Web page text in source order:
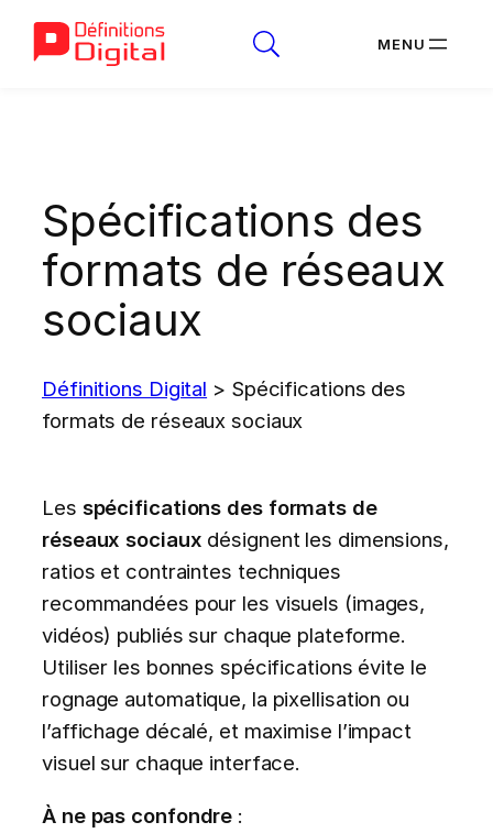
Spécifications des
formats de réseaux
sociaux
Définitions Digital > Spécifications des
formats de réseaux sociaux
Les spécifications des formats de
réseaux sociaux désignent les dimensions,
ratios et contraintes techniques
recommandées pour les visuels (images,
vidéos) publiés sur chaque plateforme.
Utiliser les bonnes spécifications évite le
rognage automatique, la pixellisation ou
l’affichage décalé, et maximise l’impact
visuel sur chaque interface.
À ne pas confondre :